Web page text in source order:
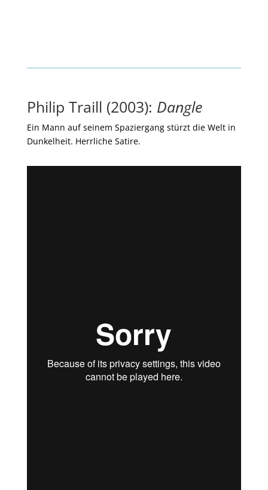
Philip Traill (2003): Dangle
Ein Mann auf seinem Spaziergang stürzt die Welt in
Dunkelheit. Herrliche Satire.